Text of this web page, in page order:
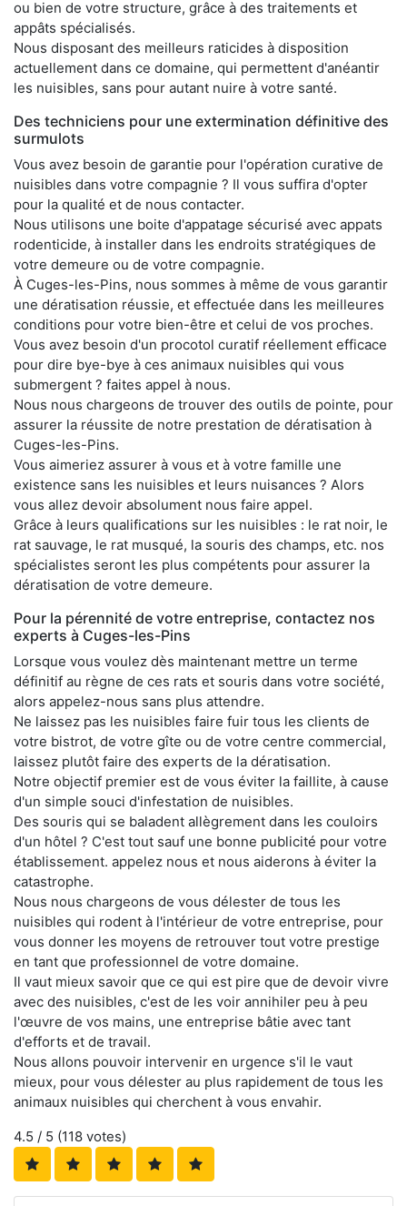
ou bien de votre structure, grâce à des traitements et
appâts spécialisés.
Nous disposant des meilleurs raticides à disposition
actuellement dans ce domaine, qui permettent d'anéantir
les nuisibles, sans pour autant nuire à votre santé.
Des techniciens pour une extermination définitive des
surmulots
Vous avez besoin de garantie pour l'opération curative de
nuisibles dans votre compagnie ? Il vous suffira d'opter
pour la qualité et de nous contacter.
Nous utilisons une boite d'appatage sécurisé avec appats
rodenticide, à installer dans les endroits stratégiques de
votre demeure ou de votre compagnie.
À Cuges-les-Pins, nous sommes à même de vous garantir
une dératisation réussie, et effectuée dans les meilleures
conditions pour votre bien-être et celui de vos proches.
Vous avez besoin d'un procotol curatif réellement efficace
pour dire bye-bye à ces animaux nuisibles qui vous
submergent ? faites appel à nous.
Nous nous chargeons de trouver des outils de pointe, pour
assurer la réussite de notre prestation de dératisation à
Cuges-les-Pins.
Vous aimeriez assurer à vous et à votre famille une
existence sans les nuisibles et leurs nuisances ? Alors
vous allez devoir absolument nous faire appel.
Grâce à leurs qualifications sur les nuisibles : le rat noir, le
rat sauvage, le rat musqué, la souris des champs, etc. nos
spécialistes seront les plus compétents pour assurer la
dératisation de votre demeure.
Pour la pérennité de votre entreprise, contactez nos
experts à Cuges-les-Pins
Lorsque vous voulez dès maintenant mettre un terme
définitif au règne de ces rats et souris dans votre société,
alors appelez-nous sans plus attendre.
Ne laissez pas les nuisibles faire fuir tous les clients de
votre bistrot, de votre gîte ou de votre centre commercial,
laissez plutôt faire des experts de la dératisation.
Notre objectif premier est de vous éviter la faillite, à cause
d'un simple souci d'infestation de nuisibles.
Des souris qui se baladent allègrement dans les couloirs
d'un hôtel ? C'est tout sauf une bonne publicité pour votre
établissement. appelez nous et nous aiderons à éviter la
catastrophe.
Nous nous chargeons de vous délester de tous les
nuisibles qui rodent à l'intérieur de votre entreprise, pour
vous donner les moyens de retrouver tout votre prestige
en tant que professionnel de votre domaine.
Il vaut mieux savoir que ce qui est pire que de devoir vivre
avec des nuisibles, c'est de les voir annihiler peu à peu
l'œuvre de vos mains, une entreprise bâtie avec tant
d'efforts et de travail.
Nous allons pouvoir intervenir en urgence s'il le vaut
mieux, pour vous délester au plus rapidement de tous les
animaux nuisibles qui cherchent à vous envahir.
4.5 / 5 (118 votes)